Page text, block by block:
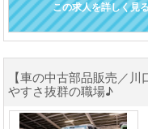
この求人を詳しく見
【車の中古部品販売／
やすさ抜群の職場♪